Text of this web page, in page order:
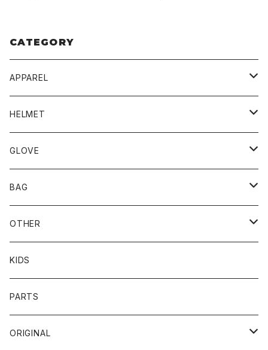
CATEGORY
APPAREL
BLUCO
TOPS
BOTTOMS
UNCROWD
SHADE
TOPS
CYCLE ZOMBIES
TOPS
CAP
SCHOTT
OTHER
SHIRTS
VANSON
OTHER
SHIRTS
TOYS McCOY
OTHER
VIN&AGE
HELMET
BUCO
SHOEI
DIN MARKET
72JAM
リード工業
GLOVE
MECHANIX WEAR
JRP
CHURCHILL
NAPA
DIN MARKET
BAG
DEGNER
ROUGH TAIL
DIN MARKET
STREAM TRAIL
OTHER
LEUS
HTC
SLOW WEAR LION
KIDS
PARTS
ORIGINAL